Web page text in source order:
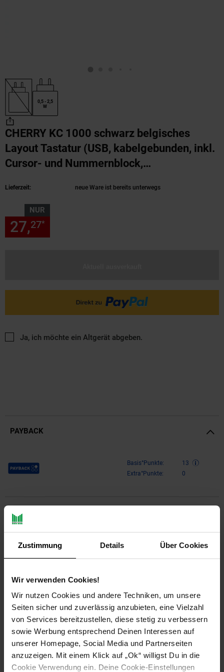
Zustimmung Details Über Cookies
Wir verwenden Cookies!
Wir nutzen Cookies und andere Techniken, um unsere
Seiten sicher und zuverlässig anzubieten, eine Vielzahl
von Services bereitzustellen, diese stetig zu verbessern
sowie Werbung entsprechend Deinen Interessen auf
unserer Homepage, Social Media und Partnerseiten
anzuzeigen. Mit einem Klick auf „Ok“ willigst Du in die
Cookie Verwendung ein. Deine Cookie-Einstellungen
0,5 - 2,5
W
CHERRY KC 1000 schwarz belgisches
Layout Tastatur (USB, kabelgebunden, inkl.
Cursor- und Nummernblock,
Lieferzeit: neue Ware ist bereits unterwegs
NUR
27,27*
Ja, ich möchte ein Altgerät abgeben.
PAYBACK
Payback Punkte Basis°Punkte:
13
Extra°Punkte:
0
Produktbeschreibung
Hochwertige Universal-Tastatur: CHERRY KC 1000 AZERTY
Belgisch SchwarzDieCHERRY KC 1000ist die ideale Wahl für
alle, die eine zuverlässige, ergonomische und langlebige
hochwertigen Komponenten bietet sie eine perfekte Balance
zwischen Funktionalität und Komfort – perfekt für den
professionellen Einsatz sowie den täglichen Gebrauch zu
Hause oder im Büro.Vielseitige Funktionen für ein effizientes
ArbeitenDiese vollwertige Tastatur im klassischenFormfaktor:
100%verfügt über ein numerisches Tastenfeld, das das
schnelle Eingeben von Zahlen erleichtert. Mit insgesamt 109
Tasten, darunter spezielle Windows-Tasten und praktische
Kurzbefehl-Tasten, ermöglicht sie eine effiziente Navigation